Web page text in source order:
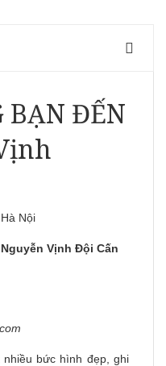
BẠN ĐẾN
Nội
Vịnh Đội Cấn
bức hình đẹp, ghi